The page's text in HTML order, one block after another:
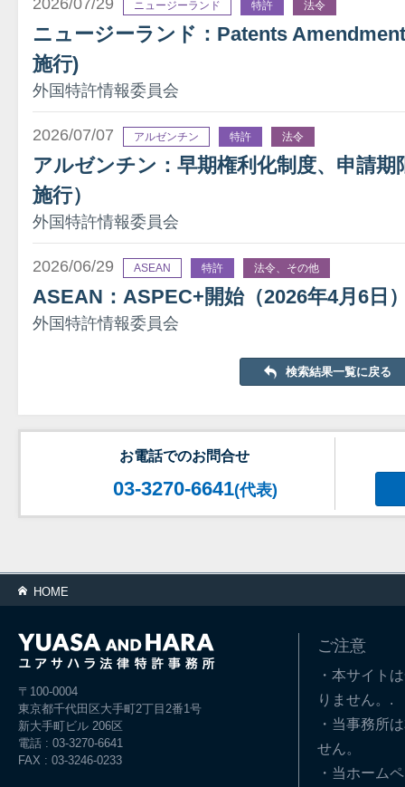
2026/07/29 ニュージーランド 特許 法令
ニュージーランド：Patents
施行)
外国特許情報委員会
2026/07/07 アルゼンチン 特許 法令
アルゼンチン：早期権利化制度、申請期
施行）
外国特許情報委員会
2026/06/29 ASEAN 特許 法令、その他
ASEAN：ASPEC+開始（2026年4月6日
外国特許情報委員会
検索結果一覧に戻る
お電話でのお問合せ
03-3270-6641(代表)
HOME
〒100-0004
東京都千代田区大手町2丁目2番1号
新大手町ビル 206区
電話 : 03-3270-6641
FAX : 03-3246-0233
ご注意
・本サイト
りません。.
・当事務所
せん。
・当ホーム